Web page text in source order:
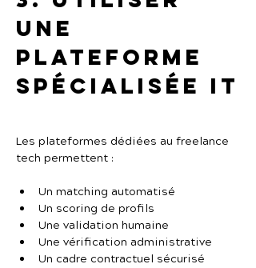
une
plateforme
spécialisée IT
Les plateformes dédiées au freelance
tech permettent :
Un matching automatisé
Un scoring de profils
Une validation humaine
Une vérification administrative
Un cadre contractuel sécurisé